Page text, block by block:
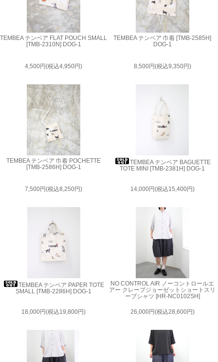
TEMBEA テンベア FLAT POUCH SMALL
[TMB-2310N] DOG-1
4,500円(税込4,950円)
TEMBEA テンベア 巾着 [TMB-2585H]
DOG-1
8,500円(税込9,350円)
TEMBEA テンベア 巾着 POCHETTE
[TMB-2586H] DOG-1
7,500円(税込8,250円)
TEMBEA テンベア BAGUETTE
TOTE MINI [TMB-2381H] DOG-1
14,000円(税込15,400円)
TEMBEA テンベア PAPER TOTE
SMALL [TMB-2286H] DOG-1
18,000円(税込19,800円)
NO CONTROL AIR ノーコントロールエ
アー クレープジョーゼットショートスリ
ーブシャツ [HR-NC0102SH]
26,000円(税込28,600円)